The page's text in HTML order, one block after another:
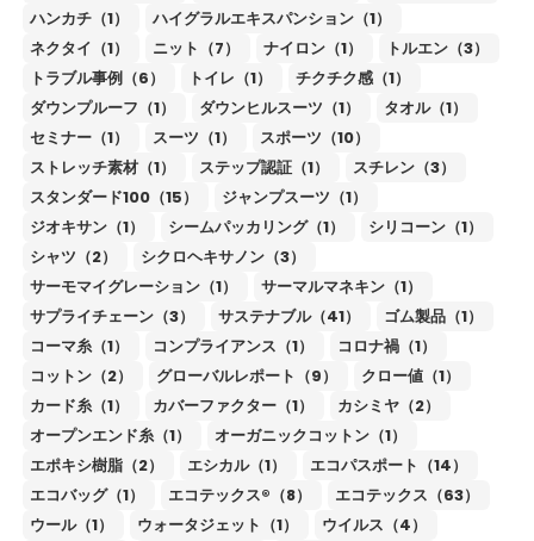
ハンカチ（1）
ハイグラルエキスパンション（1）
ネクタイ（1）
ニット（7） ナイロン（1）
トルエン（3）
トラブル事例（6）
トイレ（1）
チクチク感（1）
ダウンプルーフ（1）
ダウンヒルスーツ（1）
タオル（1）
セミナー（1）
スーツ（1）
スポーツ（10）
ストレッチ素材（1）
ステップ認証（1）
スチレン（3）
スタンダード100（15）
ジャンプスーツ（1）
ジオキサン（1）
シームパッカリング（1）
シリコーン（1）
シャツ（2）
シクロヘキサノン（3）
サーモマイグレーション（1）
サーマルマネキン（1）
サプライチェーン（3）
サステナブル（41）
ゴム製品（1）
コーマ糸（1）
コンプライアンス（1）
コロナ禍（1）
コットン（2）
グローバルレポート（9）
クロー値（1）
カード糸（1）
カバーファクター（1）
カシミヤ（2）
オープンエンド糸（1）
オーガニックコットン（1）
エポキシ樹脂（2）
エシカル（1）
エコパスポート（14）
エコバッグ（1）
エコテックス®（8）
エコテックス（63）
ウール（1）
ウォータジェット（1）
ウイルス（4）